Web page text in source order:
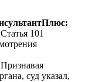
101
суд указал,